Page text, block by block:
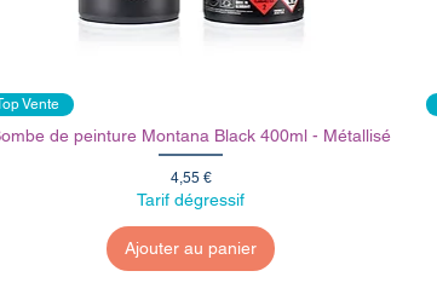
Vente
de peinture Montana Black 400ml - Métallisé
Prix
4,55 €
Tarif dégressif
Ajouter au panier